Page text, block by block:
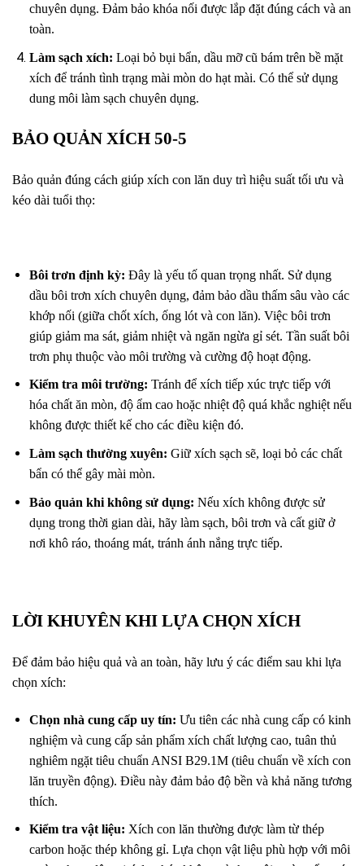
chuyên dụng. Đảm bảo khóa nối được lắp đặt đúng cách và an
toàn.
Làm sạch xích: Loại bỏ bụi bẩn, dầu mỡ cũ bám trên bề mặt
xích để tránh tình trạng mài mòn do hạt mài. Có thể sử dụng
dung môi làm sạch chuyên dụng.
BẢO QUẢN XÍCH 50-5
Bảo quản đúng cách giúp xích con lăn duy trì hiệu suất tối ưu và
kéo dài tuổi thọ:
Bôi trơn định kỳ: Đây là yếu tố quan trọng nhất. Sử dụng
dầu bôi trơn xích chuyên dụng, đảm bảo dầu thấm sâu vào các
khớp nối (giữa chốt xích, ống lót và con lăn). Việc bôi trơn
giúp giảm ma sát, giảm nhiệt và ngăn ngừa gỉ sét. Tần suất bôi
trơn phụ thuộc vào môi trường và cường độ hoạt động.
Kiểm tra môi trường: Tránh để xích tiếp xúc trực tiếp với
hóa chất ăn mòn, độ ẩm cao hoặc nhiệt độ quá khắc nghiệt nếu
không được thiết kế cho các điều kiện đó.
Làm sạch thường xuyên: Giữ xích sạch sẽ, loại bỏ các chất
bẩn có thể gây mài mòn.
Bảo quản khi không sử dụng: Nếu xích không được sử
dụng trong thời gian dài, hãy làm sạch, bôi trơn và cất giữ ở
nơi khô ráo, thoáng mát, tránh ánh nắng trực tiếp.
LỜI KHUYÊN KHI LỰA CHỌN XÍCH
Để đảm bảo hiệu quả và an toàn, hãy lưu ý các điểm sau khi lựa
chọn xích:
Chọn nhà cung cấp uy tín: Ưu tiên các nhà cung cấp có kinh
nghiệm và cung cấp sản phẩm xích chất lượng cao, tuân thủ
nghiêm ngặt tiêu chuẩn ANSI B29.1M (tiêu chuẩn về xích con
lăn truyền động). Điều này đảm bảo độ bền và khả năng tương
thích.
Kiểm tra vật liệu: Xích con lăn thường được làm từ thép
carbon hoặc thép không gỉ. Lựa chọn vật liệu phù hợp với môi